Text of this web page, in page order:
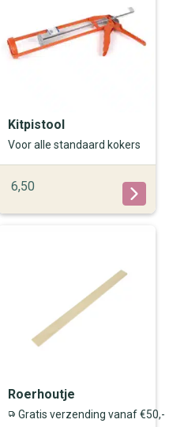
Kitpistool
Voor alle standaard kokers
6,50
Roerhoutje
Gratis verzending vanaf €50,-